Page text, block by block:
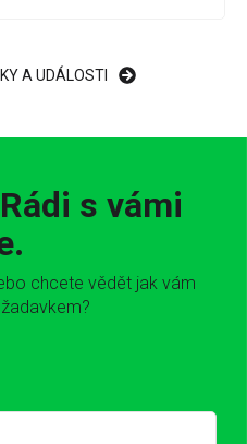
A UDÁLOSTI
s vámi
chcete vědět jak vám